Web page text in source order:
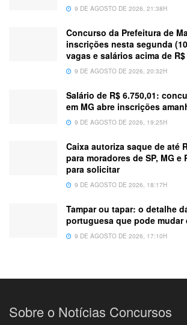
9 DE AGOSTO DE 2026, 21:38H
Concurso da Prefeitura de
inscrições nesta segunda
vagas e salários acima de R$
9 DE AGOSTO DE 2026, 20:32H
Salário de R$ 6.750,01:
em MG abre inscrições
9 DE AGOSTO DE 2026, 19:25H
Caixa autoriza saque de até
para moradores de SP, MG e
para solicitar
9 DE AGOSTO DE 2026, 18:17H
Tampar ou tapar: o detalhe
portuguesa que pode
9 DE AGOSTO DE 2026, 17:10H
Sobre o Notícias Concursos